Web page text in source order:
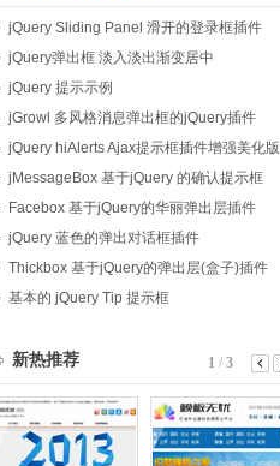
jQuery Sliding Panel 滑开的登录框插件
jQuery弹出框 淡入淡出渐变居中
jQuery 提示示例
jGrowl 多风格消息弹出框的jQuery插件
jQuery hiAlerts Ajax提示框插件增强美化版
jMessageBox 基于jQuery 的确认提示框
Facebox 基于jQuery的华丽弹出层插件
jQuery 蓝色的弹出对话框插件
Thickbox 基于jQuery的弹出层(盒子)插件
基本的 jQuery Tip 提示框